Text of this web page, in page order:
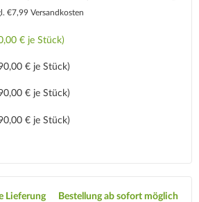
€7,99 Versandkosten
€ je Stück)
€ je Stück)
€ je Stück)
€ je Stück)
Lieferung
Bestellung ab sofort möglich